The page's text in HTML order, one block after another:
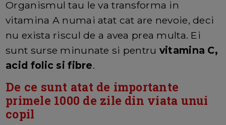
Organismul tau le va transforma in
vitamina A numai atat cat are nevoie, deci
nu exista riscul de a avea prea multa. Ei
sunt surse minunate si pentru vitamina C,
acid folic si fibre.
De ce sunt atat de importante
primele 1000 de zile din viata unui
copil